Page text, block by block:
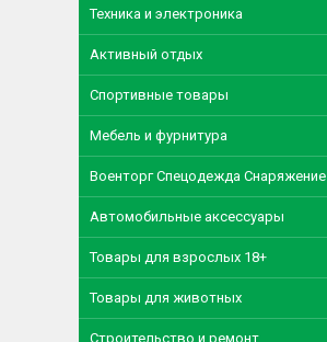
Техника и электроника
Активный отдых
Спортивные товары
Мебель и фурнитура
Военторг Спецодежда Снаряжение
Автомобильные аксессуары
Товары для взрослых 18+
Товары для животных
Строительство и ремонт